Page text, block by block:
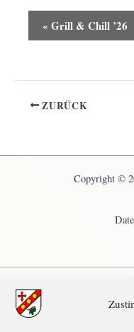
s
l
v
i
« Grill & Chill ’26
ZURÜCK
Copyright ©
demnächst